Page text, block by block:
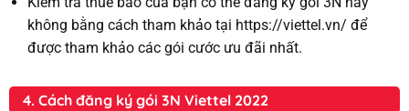
không bằng cách tham khảo tại https://viettel.vn/ để
được tham khảo các gói cước ưu đãi nhất.
4. Cách đăng ký gói 3N Viettel 2022